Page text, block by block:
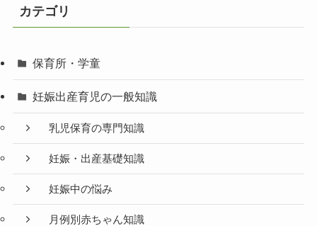
カテゴリ
保育所・学童
妊娠出産育児の一般知識
乳児保育の専門知識
妊娠・出産基礎知識
妊娠中の悩み
月例別赤ちゃん知識